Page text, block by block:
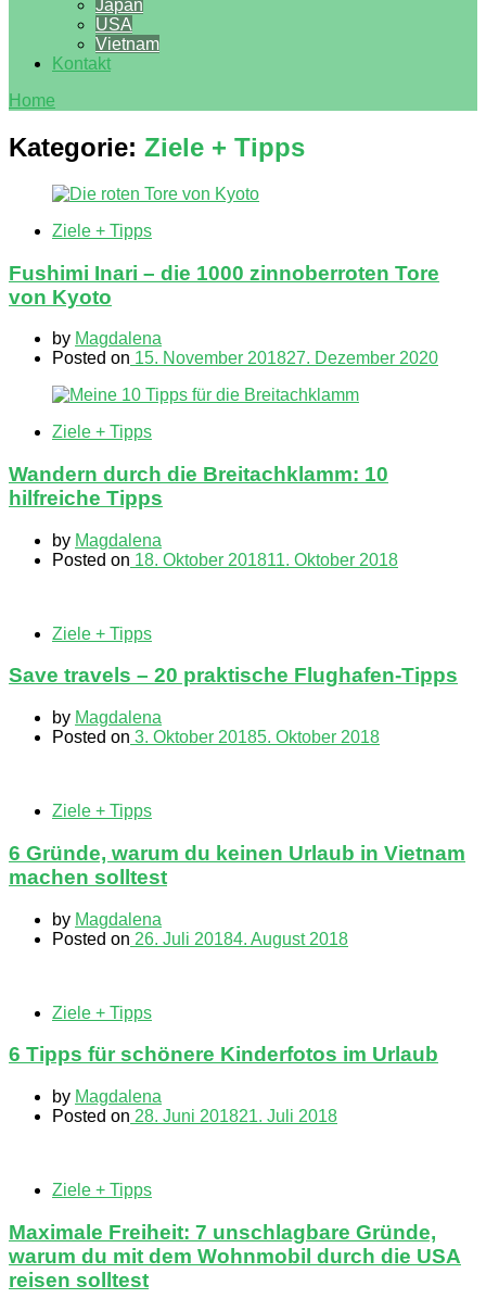
Japan
USA
Vietnam
Kontakt
Home
Kategorie: Ziele + Tipps
Ziele + Tipps
Fushimi Inari – die 1000 zinnoberroten Tore
von Kyoto
by Magdalena
Posted on 15. November 201827. Dezember 2020
Ziele + Tipps
Wandern durch die Breitachklamm: 10
hilfreiche Tipps
by Magdalena
Posted on 18. Oktober 201811. Oktober 2018
Ziele + Tipps
Save travels – 20 praktische Flughafen-Tipps
by Magdalena
Posted on 3. Oktober 20185. Oktober 2018
Ziele + Tipps
6 Gründe, warum du keinen Urlaub in Vietnam
machen solltest
by Magdalena
Posted on 26. Juli 20184. August 2018
Ziele + Tipps
6 Tipps für schönere Kinderfotos im Urlaub
by Magdalena
Posted on 28. Juni 201821. Juli 2018
Ziele + Tipps
Maximale Freiheit: 7 unschlagbare Gründe,
warum du mit dem Wohnmobil durch die USA
reisen solltest